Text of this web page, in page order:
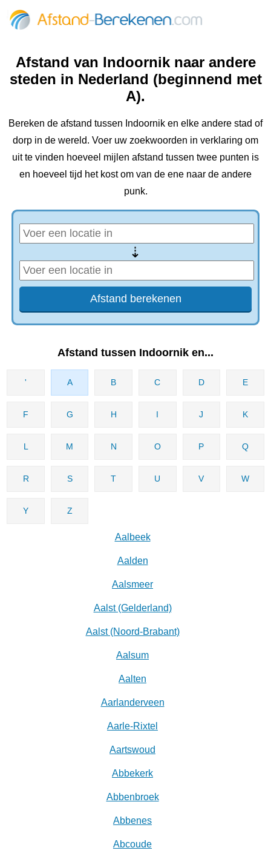
Afstand van Indoornik naar andere
steden in Nederland (beginnend met
A).
Bereken de afstand tussen Indoornik en elke andere stad of
dorp in de wereld. Voer uw zoekwoorden in verklaring om
uit te vinden hoeveel mijlen afstand tussen twee punten is
en hoeveel tijd het kost om van de ene naar de andere
punk.
⇢
Afstand tussen Indoornik en...
' A B C D E
F G H I J K
L M N O P Q
R S T U V W
Y Z
Aalbeek
Aalden
Aalsmeer
Aalst (Gelderland)
Aalst (Noord-Brabant)
Aalsum
Aalten
Aarlanderveen
Aarle-Rixtel
Aartswoud
Abbekerk
Abbenbroek
Abbenes
Abcoude